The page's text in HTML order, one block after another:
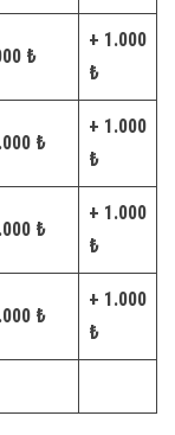
₺
+ 1.000
₺
₺
+ 1.000
₺
₺
+ 1.000
₺
₺
+ 1.000
₺